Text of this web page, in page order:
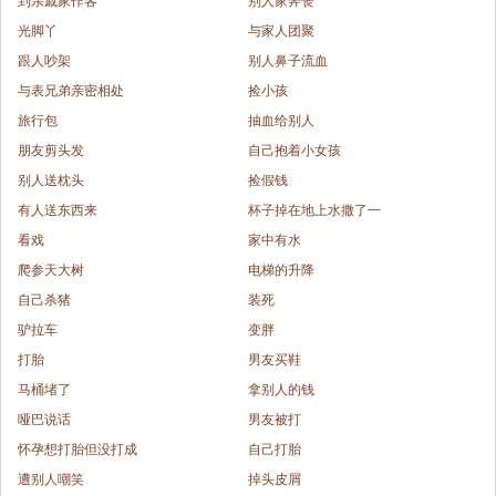
光脚丫
与家人团聚
跟人吵架
别人鼻子流血
与表兄弟亲密相处
捡小孩
旅行包
抽血给别人
朋友剪头发
自己抱着小女孩
别人送枕头
捡假钱
有人送东西来
杯子掉在地上水撒了一
看戏
家中有水
爬参天大树
电梯的升降
自己杀猪
装死
驴拉车
变胖
打胎
男友买鞋
马桶堵了
拿别人的钱
哑巴说话
男友被打
怀孕想打胎但没打成
自己打胎
遭别人嘲笑
掉头皮屑